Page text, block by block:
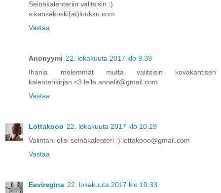
Seinäkalenteriin valitsisin :)
s.kansakoski(at)luukku.com
Vastaa
Anonyymi 22. lokakuuta 2017 klo 9.39
Ihania molemmat mutta valitsisin kovakantisen
kalenterikirjan <3 leila.annelit@gmail.com
Vastaa
Lottakooo 22. lokakuuta 2017 klo 10.19
Valintani olisi seinäkalenteri :) lottakooo@gmail.com
Vastaa
Eeviregina 22. lokakuuta 2017 klo 10.33